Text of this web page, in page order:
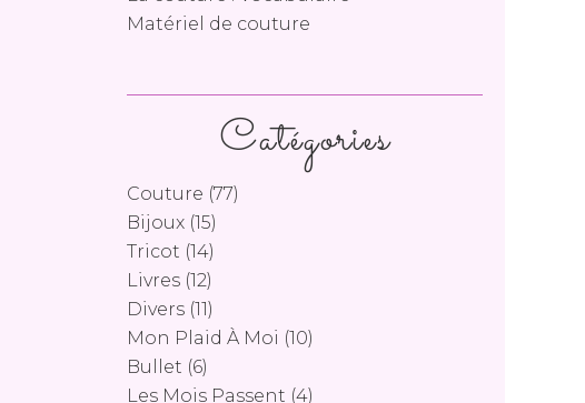
Catégories
Couture (77)
Bijoux (15)
Tricot (14)
Livres (12)
Divers (11)
Mon Plaid À Moi (10)
Bullet (6)
Les Mois Passent (4)
Matériel de couture